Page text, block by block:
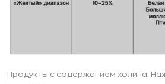
Продукты с содержанием холина.